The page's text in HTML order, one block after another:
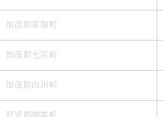
加茂郡富加町
加茂郡七宗町
加茂郡白川町
可児郡御嵩町